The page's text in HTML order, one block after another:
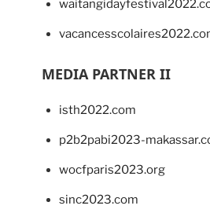
MEDIA PARTNER II
isth2022.com
p2b2pabi2023-
wocfparis2023.org
sinc2023.com